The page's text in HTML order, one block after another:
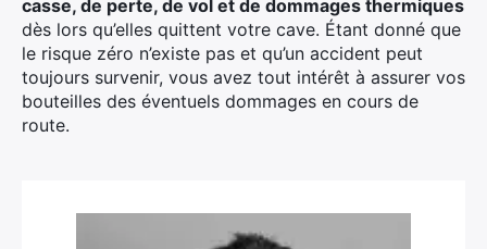
casse, de perte, de vol et de dommages thermiques
dès lors qu’elles quittent votre cave. Étant donné que
le risque zéro n’existe pas et qu’un accident peut
toujours survenir, vous avez tout intérêt à assurer vos
bouteilles des éventuels dommages en cours de
route.